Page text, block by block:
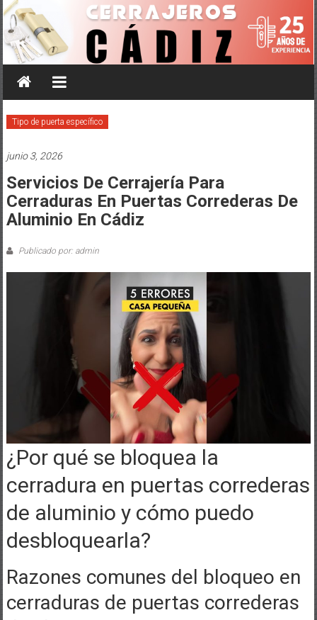
Saltar
al
contenido
Tipo de puerta específico
junio 3, 2026
Servicios De Cerrajería Para
Cerraduras En Puertas Correderas De
Aluminio En Cádiz
Publicado por: admin
¿Por qué se bloquea la
cerradura en puertas correderas
de aluminio y cómo puedo
desbloquearla?
Razones comunes del bloqueo en
cerraduras de puertas correderas